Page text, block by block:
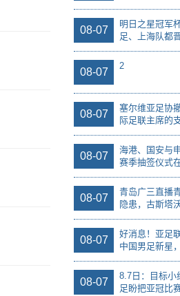
08-07
明日之星冠军
足、上海队都
决赛？
08-07
2
08-07
塞尔维亚足协
际足联主席的
08-07
海港、国安与
赛季抽签仪式
08-07
青岛广三直播
隐患，古斯塔
亚冠
08-07
好消息！亚足
中国男足新星
08-07
8.7日：目标小
足盼把亚冠比